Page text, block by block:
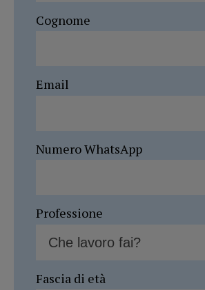
Cognome
Email
Numero WhatsApp
Professione
Fascia di età